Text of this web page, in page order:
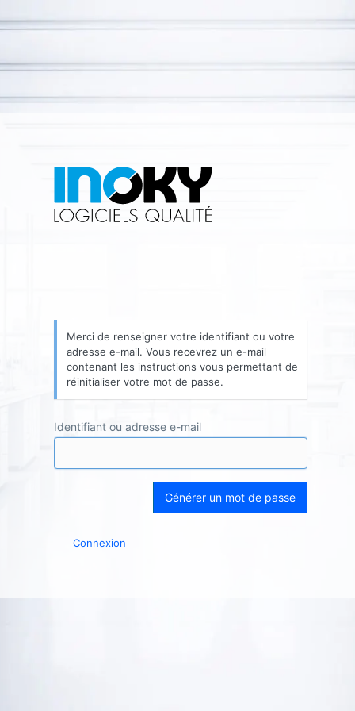
passe
oublié
Merci de renseigner votre identifiant ou votre
adresse e-mail. Vous recevrez un e-mail
contenant les instructions vous permettant de
réinitialiser votre mot de passe.
Identifiant ou adresse e-mail
Connexion